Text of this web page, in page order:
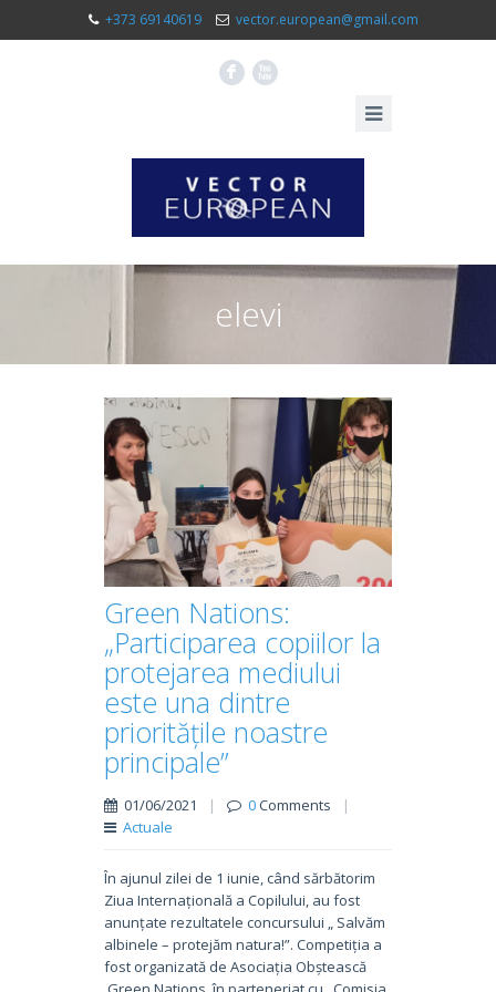
+373 69140619 vector.european@gmail.com
F X
elevi
Green Nations:
„Participarea copiilor la
protejarea mediului
este una dintre
prioritățile noastre
principale”
01/06/2021 | 0Comments
|
Actuale
În ajunul zilei de 1 iunie, când sărbătorim
Ziua Internațională a Copilului, au fost
anunțate rezultatele concursului „ Salvăm
albinele – protejăm natura!”. Competiția a
fost organizată de Asociația Obștească